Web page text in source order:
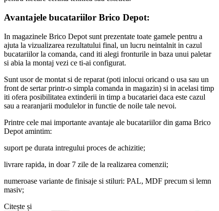
Avantajele bucatariilor Brico Depot:
In magazinele Brico Depot sunt prezentate toate gamele pentru a
ajuta la vizualizarea rezultatului final, un lucru neintalnit in cazul
bucatariilor la comanda, cand iti alegi fronturile in baza unui paletar
si abia la montaj vezi ce ti-ai configurat.
Sunt usor de montat si de reparat (poti inlocui oricand o usa sau un
front de sertar printr-o simpla comanda in magazin) si in acelasi timp
iti ofera posibilitatea extinderii in timp a bucatariei daca este cazul
sau a rearanjarii modulelor in functie de noile tale nevoi.
Printre cele mai importante avantaje ale bucatariilor din gama Brico
Depot amintim:
suport pe durata intregului proces de achizitie;
livrare rapida, in doar 7 zile de la realizarea comenzii;
numeroase variante de finisaje si stiluri: PAL, MDF precum si lemn
masiv;
Citește și